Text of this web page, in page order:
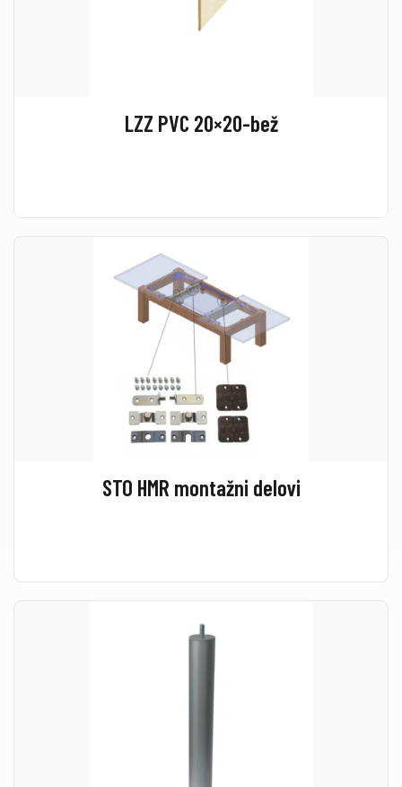
LZZ PVC 20×20-bež
STO HMR montažni delovi